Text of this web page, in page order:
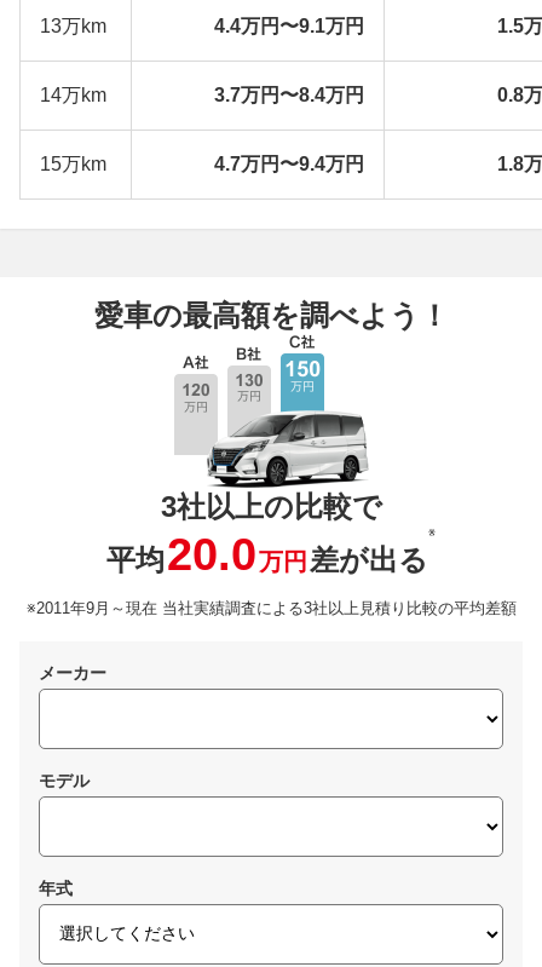
13万km 4.4万円〜9.1万円 1.5
14万km 3.7万円〜8.4万円 0.8
15万km 4.7万円〜9.4万円 1.8
愛車の最高額を調べよう！
3社以上の比較で
平均20.0万円 差が出る
※
※2011年9月～現在 当社実績調査による3社以上見積り比較の平均差額
メーカー
モデル
年式